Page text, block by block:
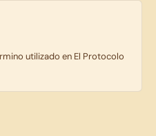
utilizado en El Protocolo